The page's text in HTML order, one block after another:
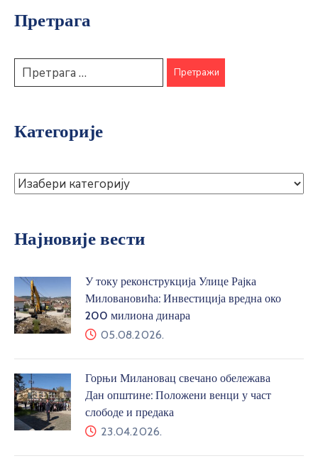
Претрага
Категорије
Најновије вести
У току реконструкција Улице Рајка
Миловановића: Инвестиција вредна око
200 милиона динара
05.08.2026.
Горњи Милановац свечано обележава
Дан општине: Положени венци у част
слободе и предака
23.04.2026.